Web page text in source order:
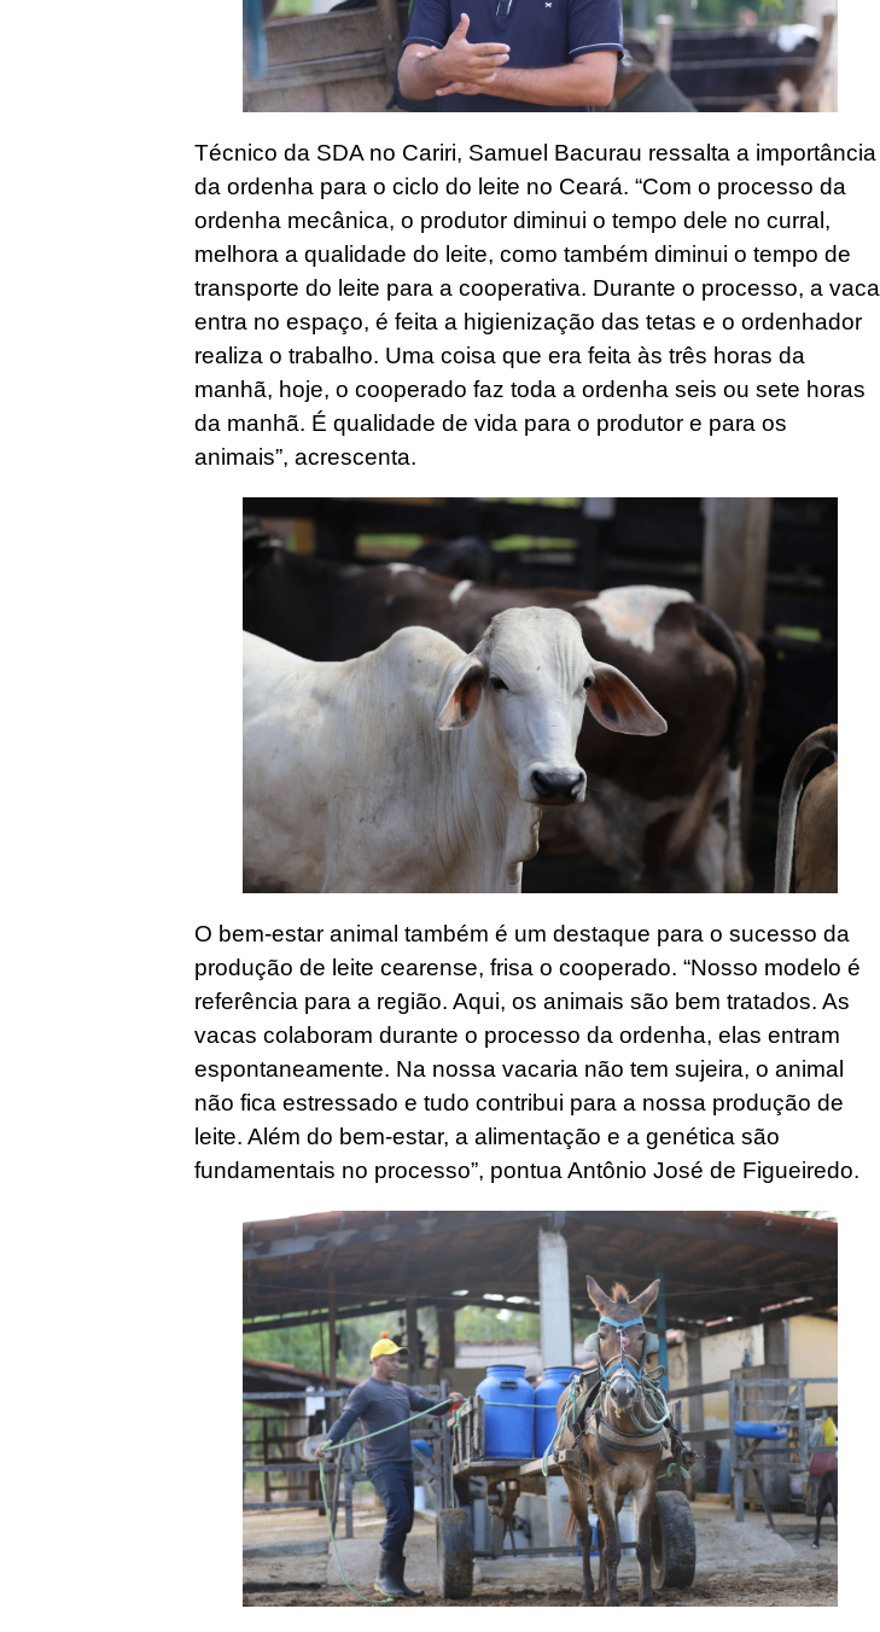
Técnico da SDA no Cariri, Samuel Bacurau ressalta a importância
da ordenha para o ciclo do leite no Ceará. “Com o processo da
ordenha mecânica, o produtor diminui o tempo dele no curral,
melhora a qualidade do leite, como também diminui o tempo de
transporte do leite para a cooperativa. Durante o processo, a vaca
entra no espaço, é feita a higienização das tetas e o ordenhador
realiza o trabalho. Uma coisa que era feita às três horas da
manhã, hoje, o cooperado faz toda a ordenha seis ou sete horas
da manhã. É qualidade de vida para o produtor e para os
animais”, acrescenta.
O bem-estar animal também é um destaque para o sucesso da
produção de leite cearense, frisa o cooperado. “Nosso modelo é
referência para a região. Aqui, os animais são bem tratados. As
vacas colaboram durante o processo da ordenha, elas entram
espontaneamente. Na nossa vacaria não tem sujeira, o animal
não fica estressado e tudo contribui para a nossa produção de
leite. Além do bem-estar, a alimentação e a genética são
fundamentais no processo”, pontua Antônio José de Figueiredo.